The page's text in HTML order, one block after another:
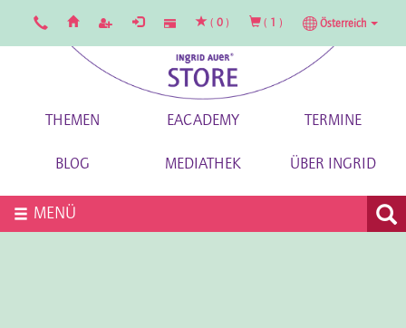
( 0 ) ( 1 ) Österreich
THEMEN EACADEMY TERMINE
BLOG MEDIATHEK ÜBER INGRID
MENÜ